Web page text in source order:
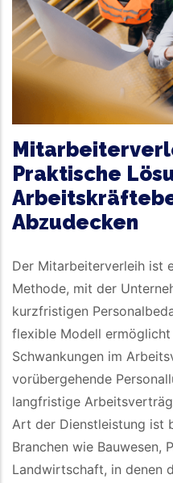
Praktische
Abzudecken
Der Mitarbeiterverleih ist
Methode, mit der
kurzfristigen
flexible Modell ermöglicht
Schwankungen im
vorübergehende
langfristige
Art der Dienstleistung ist
Branchen wie Bauwesen,
Landwirtschaft, in denen